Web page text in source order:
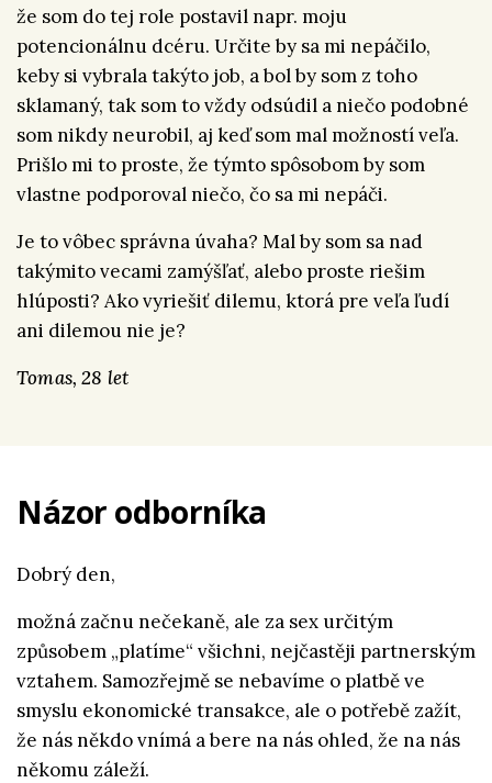
že som do tej role postavil napr. moju
potencionálnu dcéru. Určite by sa mi nepáčilo,
keby si vybrala takýto job, a bol by som z toho
sklamaný, tak som to vždy odsúdil a niečo podobné
som nikdy neurobil, aj keď som mal možností veľa.
Prišlo mi to proste, že týmto spôsobom by som
vlastne podporoval niečo, čo sa mi nepáči.
Je to vôbec správna úvaha? Mal by som sa nad
takýmito vecami zamýšľať, alebo proste riešim
hlúposti? Ako vyriešiť dilemu, ktorá pre veľa ľudí
ani dilemou nie je?
Tomas, 28 let
Názor odborníka
Dobrý den,
možná začnu nečekaně, ale za sex určitým
způsobem „platíme“ všichni, nejčastěji partnerským
vztahem. Samozřejmě se nebavíme o platbě ve
smyslu ekonomické transakce, ale o potřebě zažít,
že nás někdo vnímá a bere na nás ohled, že na nás
někomu záleží.